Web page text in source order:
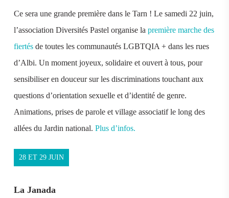
Ce sera une grande première dans le Tarn ! Le samedi 22 juin,
l’association Diversités Pastel organise la première marche des
fiertés de toutes les communautés LGBTQIA + dans les rues
d’Albi. Un moment joyeux, solidaire et ouvert à tous, pour
sensibiliser en douceur sur les discriminations touchant aux
questions d’orientation sexuelle et d’identité de genre.
Animations, prises de parole et village associatif le long des
allées du Jardin national.Plus d’infos.
28 ET 29 JUIN
La Janada